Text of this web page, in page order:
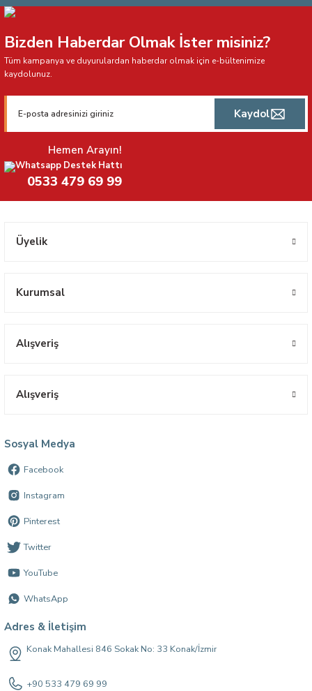
Bizden Haberdar Olmak İster misiniz?
Tüm kampanya ve duyurulardan haberdar olmak için e-bültenimize
kaydolunuz.
Kaydol
Hemen Arayın!
Whatsapp Destek Hattı
0533 479 69 99
Üyelik
Kurumsal
Alışveriş
Alışveriş
Sosyal Medya
Facebook
Instagram
Pinterest
Twitter
YouTube
WhatsApp
Adres & İletişim
Konak Mahallesi 846 Sokak No: 33 Konak/İzmir
+90 533 479 69 99